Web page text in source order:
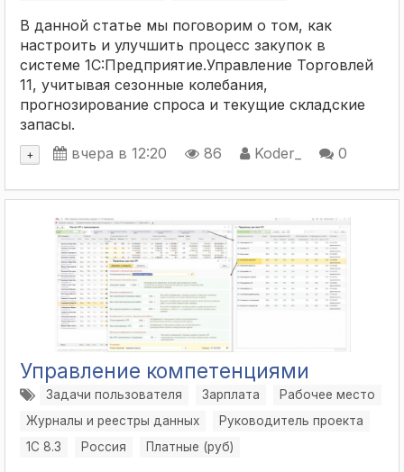
В данной статье мы поговорим о том, как
настроить и улучшить процесс закупок в
системе 1C:Предприятие.Управление Торговлей
11, учитывая сезонные колебания,
прогнозирование спроса и текущие складские
запасы.
+ вчера в 12:20 86 Koder_ 0
Управление компетенциями
Задачи пользователя Зарплата
Рабочее место
Журналы и реестры данных
Руководитель проекта
1С 8.3
Россия Платные (руб)